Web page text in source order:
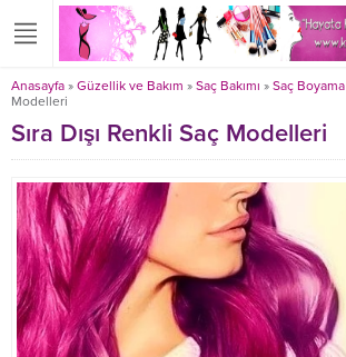
Anasayfa » Güzellik ve Bakım » Saç Bakımı » Saç Boyama
Modelleri
Sıra Dışı Renkli Saç Modelleri